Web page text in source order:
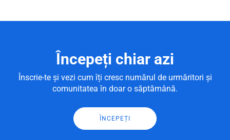
Începeți chiar azi
Înscrie-te și vezi cum îți cresc numărul de urmăritori și
comunitatea în doar o săptămână.
ÎNCEPEȚI